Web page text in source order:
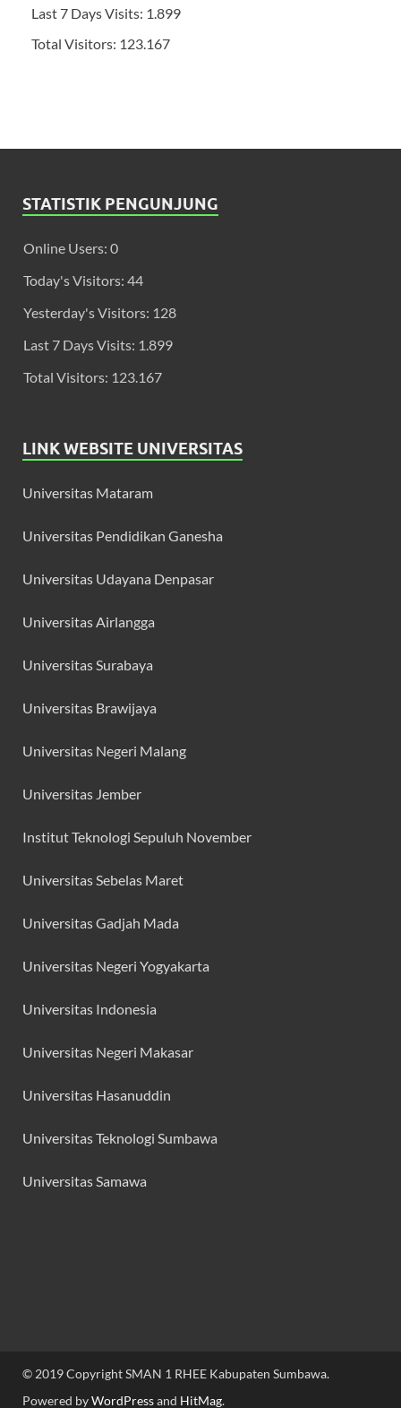
Last 7 Days Visits: 1.899
Total Visitors: 123.167
STATISTIK PENGUNJUNG
Online Users: 0
Today's Visitors: 44
Yesterday's Visitors: 128
Last 7 Days Visits: 1.899
Total Visitors: 123.167
LINK WEBSITE UNIVERSITAS
Universitas Mataram
Universitas Pendidikan Ganesha
Universitas Udayana Denpasar
Universitas Airlangga
Universitas Surabaya
Universitas Brawijaya
Universitas Negeri Malang
Universitas Jember
Institut Teknologi Sepuluh November
Universitas Sebelas Maret
Universitas Gadjah Mada
Universitas Negeri Yogyakarta
Universitas Indonesia
Universitas Negeri Makasar
Universitas Hasanuddin
Universitas Teknologi Sumbawa
Universitas Samawa
© 2019 Copyright SMAN 1 RHEE Kabupaten Sumbawa.
Powered byWordPressand HitMag.